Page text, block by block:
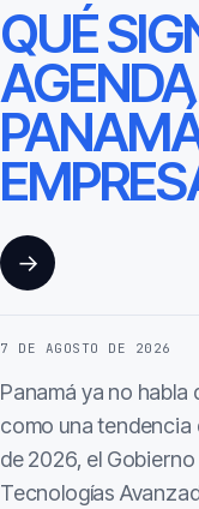
QUÉ
→
7 DE AGOSTO DE 2026
Panamá ya no
como una tendencia
de 2026, el
Tecnologías